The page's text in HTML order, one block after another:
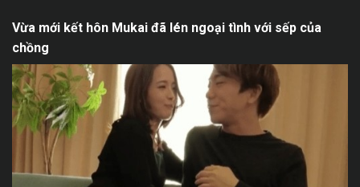
Vừa mới kết hôn Mukai đã lén ngoại tình với sếp của
chồng